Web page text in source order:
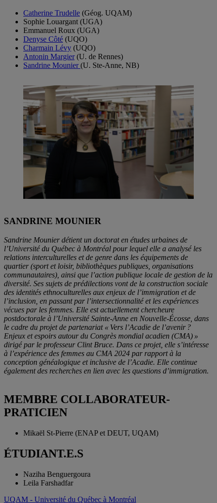
Catherine Trudelle (Géog. UQAM)
Sophie Louargant (UGA)
Emmanuel Roux (UGA)
Denyse Côté (UQO)
Charmain Lévy (UQO)
Antonin Margier(U. de Rennes)
Sandrine Mounier(U. Ste-Anne, NB)
SANDRINE MOUNIER
Sandrine Mounier détient un doctorat en études urbaines de
l’Université du Québec à Montréal pour lequel elle a analysé les
relations interculturelles et de genre dans les équipements de
quartier (sport et loisir, bibliothèques publiques, organisations
communautaires), ainsi que l’action publique locale de gestion de la
diversité. Ses sujets de prédilections vont de la construction sociale
des identités ethnoculturelles aux enjeux de l’immigration et de
l’inclusion, en passant par l’intersectionnalité et les expériences
vécues par les femmes. Elle est actuellement chercheure
postdoctorale à l’Université Sainte-Anne en Nouvelle-Écosse, dans
le cadre du projet de partenariat « Vers l’Acadie de l’avenir ?
Enjeux et espoirs autour du Congrès mondial acadien (CMA) »
dirigé par le professeur Clint Bruce. Dans ce projet, elle s’intéresse
à l’expérience des femmes au CMA 2024 par rapport à la
conception généalogique et inclusive de l’Acadie. Elle continue
également des recherches en lien avec les questions d’immigration.
MEMBRE COLLABORATEUR-
PRATICIEN
Mikaël St-Pierre (ENAP et DEUT, UQAM)
ÉTUDIANT.E.S
Naziha Benguergoura
Leila Farshadfar
UQAM - Université du Québec à Montréal